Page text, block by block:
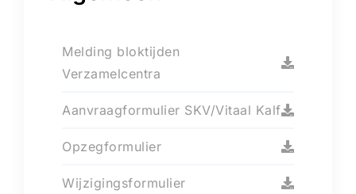
Melding bloktijden
Verzamelcentra
Aanvraagformulier SKV/Vitaal Kalf
Opzegformulier
Wijzigingsformulier